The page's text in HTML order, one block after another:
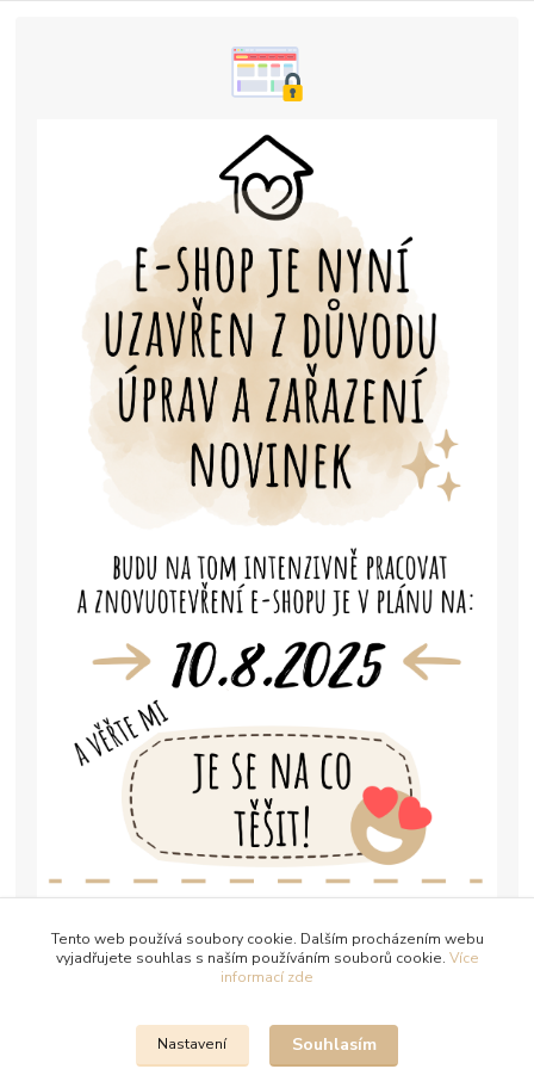
Tento web používá soubory cookie. Dalším procházením webu
vyjadřujete souhlas s naším používáním souborů cookie. Více
informací zde
Nastavení Souhlasím